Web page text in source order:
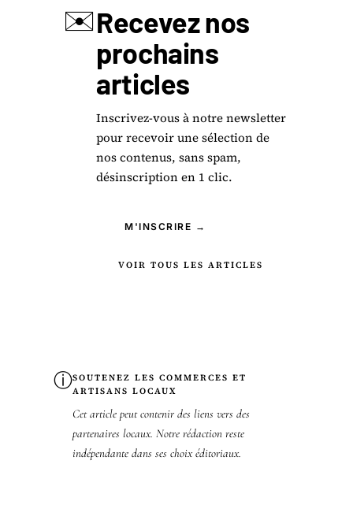
✉️Recevez nos
prochains
articles
Inscrivez-vous à notre newsletter
pour recevoir une sélection de
nos contenus, sans spam,
désinscription en 1 clic.
M'INSCRIRE →
VOIR TOUS LES ARTICLES
ⓘSOUTENEZ LES COMMERCES ET
ARTISANS LOCAUX
Cet article peut contenir des liens vers des
partenaires locaux. Notre rédaction reste
indépendante dans ses choix éditoriaux.